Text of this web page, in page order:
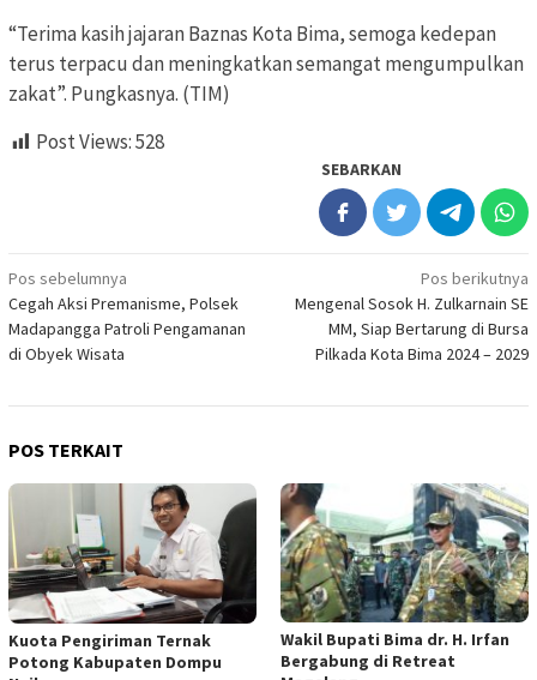
“Terima kasih jajaran Baznas Kota Bima, semoga kedepan
terus terpacu dan meningkatkan semangat mengumpulkan
zakat”. Pungkasnya. (TIM)
Post Views:528
SEBARKAN
Navigasi
pos
Pos sebelumnya
Cegah Aksi Premanisme, Polsek
Madapangga Patroli Pengamanan
di Obyek Wisata
Pos berikutnya
Mengenal Sosok H. Zulkarnain SE
MM, Siap Bertarung di Bursa
Pilkada Kota Bima 2024 – 2029
POS TERKAIT
Kuota Pengiriman Ternak
Potong Kabupaten Dompu
Wakil Bupati Bima dr. H. Irfan
Bergabung di Retreat